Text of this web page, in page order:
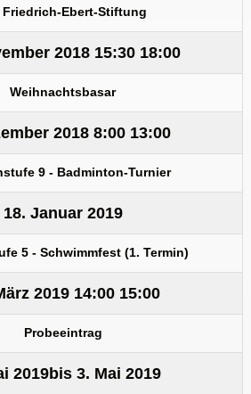
Friedrich-Ebert-Stiftung
2018 15:30 18:00
Weihnachtsbasar
2018 8:00 13:00
9 - Badminton-Turnier
18. Januar 2019
5 - Schwimmfest (1. Termin)
201914:00 15:00
Probeeintrag
2019bis 3. Mai 2019